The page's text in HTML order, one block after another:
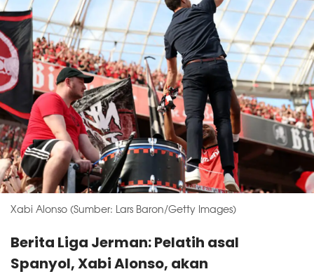
Xabi Alonso (Sumber: Lars Baron/Getty Images)
Berita Liga Jerman: Pelatih asal
Spanyol, Xabi Alonso, akan